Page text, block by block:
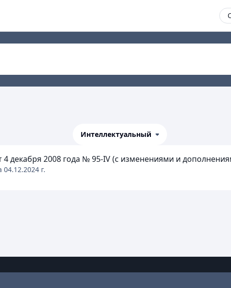
Интеллектуальный
декабря 2008 года № 95-IV (с изменениями и
04.12.2024 г.